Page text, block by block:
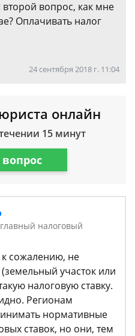
вопрос, как мне
Оплачивать налог
24 сентября 2018 г. 11:04
онлайн
15 минут
налоговый
к сожалению, не
участок или
налоговую ставку.
Регионам
нормативные
ставок, но они, тем